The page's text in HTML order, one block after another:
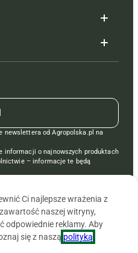
newslettera od Agropolska.pl na
informacji o najnowszych produktach
– informacje te będą
Ci najlepsze wrażenia z
naszej witryny,
odpowiednie reklamy. Aby
się z naszą polityką